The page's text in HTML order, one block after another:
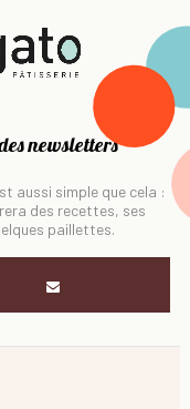
newsletters
aussi simple que cela :
des recettes, ses
paillettes.